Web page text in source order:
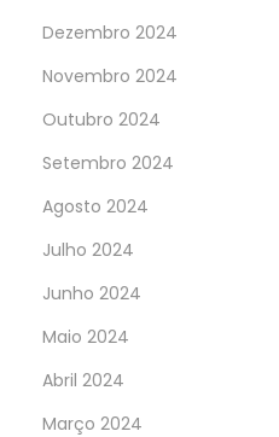
Dezembro 2024
Novembro 2024
Outubro 2024
Setembro 2024
Agosto 2024
Julho 2024
Junho 2024
Maio 2024
Abril 2024
Março 2024